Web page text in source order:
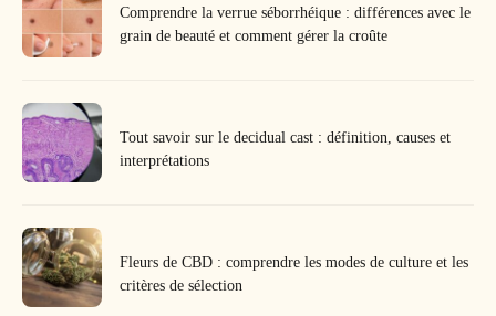
Comprendre la verrue séborrhéique : différences avec le
grain de beauté et comment gérer la croûte
Tout savoir sur le decidual cast : définition, causes et
interprétations
Fleurs de CBD : comprendre les modes de culture et les
critères de sélection